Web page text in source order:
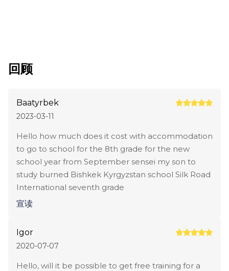
回顾
Baatyrbek
2023-03-11
Hello how much does it cost with accommodation
to go to school for the 8th grade for the new
school year from September sensei my son to
study burned Bishkek Kyrgyzstan school Silk Road
International seventh grade
宣读
Igor
2020-07-07
Hello, will it be possible to get free training for a